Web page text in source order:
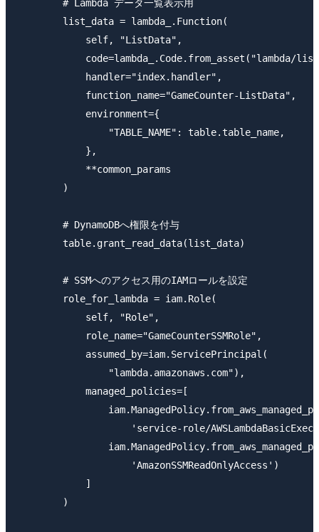
        # Lambda データ一覧表示用
        list_data = lambda_.Function(
            self, "ListData",
code=lambda_.Code.from_asset("lambda/
            handler="index.handler",
            function_name="GameCounter-ListData",
            environment={
                "TABLE_NAME": table.table_name,
            },
            **common_params
        )
        # DynamoDBへ権限を付与
        table.grant_read_data(list_data)
        # SSMへのアクセス用のIAMロールを設定
        role_for_lambda = iam.Role(
            self, "Role",
            role_name="GameCounterSSMRole",
            assumed_by=iam.ServicePrincipal(
                "lambda.amazonaws.com"),
            managed_policies=[
'service-role/
                    'AmazonSSMReadOnlyAccess')
            ]
        )